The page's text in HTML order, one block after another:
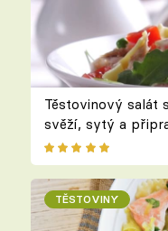
Těstovinový salát
svěží, sytý a
TĚSTOVINY